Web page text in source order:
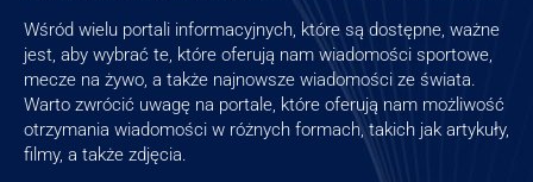
Wśród wielu portali informacyjnych, które są dostępne, ważne
jest, aby wybrać te, które oferują nam wiadomości sportowe,
mecze na żywo, a także najnowsze wiadomości ze świata.
Warto zwrócić uwagę na portale, które oferują nam możliwość
otrzymania wiadomości w różnych formach, takich jak artykuły,
filmy, a także zdjęcia.